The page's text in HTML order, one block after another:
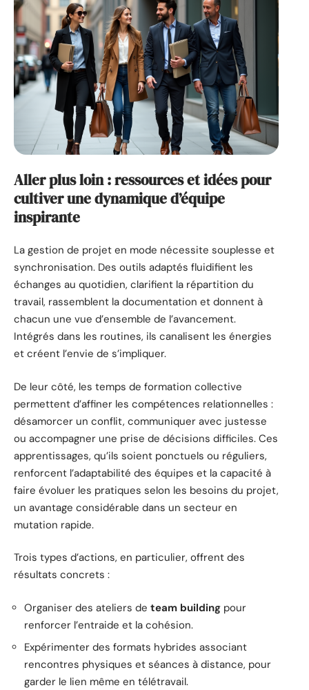
Aller plus loin : ressources et idées pour
cultiver une dynamique d’équipe
inspirante
La gestion de projet en mode nécessite souplesse et
synchronisation. Des outils adaptés fluidifient les
échanges au quotidien, clarifient la répartition du
travail, rassemblent la documentation et donnent à
chacun une vue d’ensemble de l’avancement.
Intégrés dans les routines, ils canalisent les énergies
et créent l’envie de s’impliquer.
De leur côté, les temps de formation collective
permettent d’affiner les compétences relationnelles :
désamorcer un conflit, communiquer avec justesse
ou accompagner une prise de décisions difficiles. Ces
apprentissages, qu’ils soient ponctuels ou réguliers,
renforcent l’adaptabilité des équipes et la capacité à
faire évoluer les pratiques selon les besoins du projet,
un avantage considérable dans un secteur en
mutation rapide.
Trois types d’actions, en particulier, offrent des
résultats concrets :
Organiser des ateliers de team building pour
renforcer l’entraide et la cohésion.
Expérimenter des formats hybrides associant
rencontres physiques et séances à distance, pour
garder le lien même en télétravail.